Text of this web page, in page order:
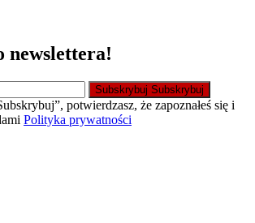
newslettera!
Subskrybuj Subskrybuj
potwierdzasz, że zapoznałeś się i
Polityka prywatności